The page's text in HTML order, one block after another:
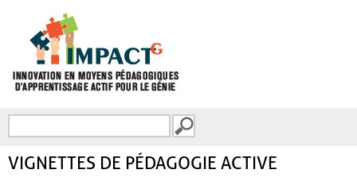
FORMULAIRE DE
VIGNETTES DE PÉDAGOGIE ACTIVE